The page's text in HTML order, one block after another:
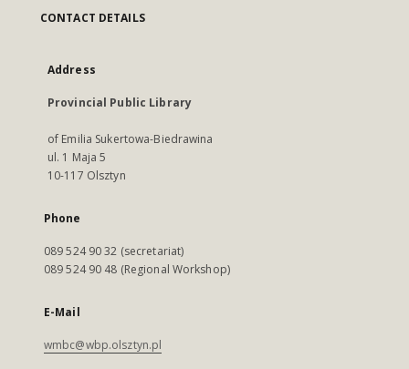
CONTACT DETAILS
Address
Provincial Public Library
of Emilia Sukertowa-Biedrawina
ul. 1 Maja 5
10-117 Olsztyn
Phone
089 524 90 32 (secretariat)
089 524 90 48 (Regional Workshop)
E-Mail
wmbc@wbp.olsztyn.pl